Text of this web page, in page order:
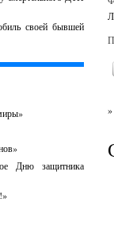
своей бывшей
Дню защитника